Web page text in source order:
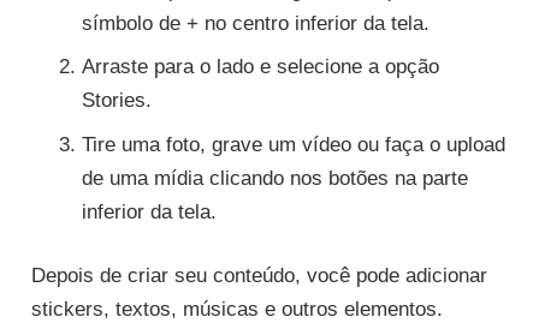
símbolo de + no centro inferior da tela.
Arraste para o lado e selecione a opção
Stories.
Tire uma foto, grave um vídeo ou faça o upload
de uma mídia clicando nos botões na parte
inferior da tela.
Depois de criar seu conteúdo, você pode adicionar
stickers, textos, músicas e outros elementos.